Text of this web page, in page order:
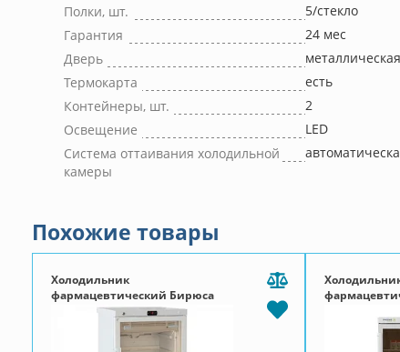
Полки, шт.
5/стекло
Гарантия
24 мес
Дверь
Термокарта
есть
Контейнеры, шт.
2
Освещение
LED
Система оттаивания холодильной
камеры
Похожие товары
Холодильник
фармацевтический Бирюса